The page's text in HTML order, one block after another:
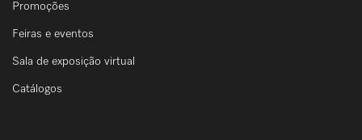
Promoções
Feiras e eventos
Sala de exposição virtual
Catálogos